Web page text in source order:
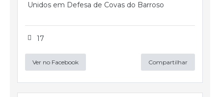
Unidos em Defesa de Covas do Barroso
17
Ver no Facebook Compartilhar